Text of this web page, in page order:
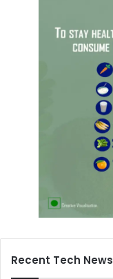
Recent Tech News